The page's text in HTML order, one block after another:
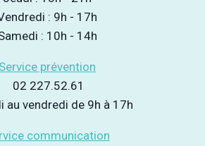
: 9h - 17h
: 10h - 14h
Service prévention
02 227.52.61
au vendredi de 9h à 17h
communication